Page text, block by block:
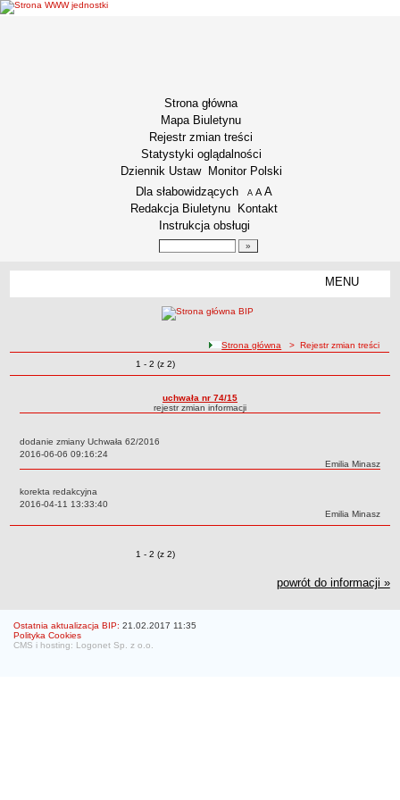
Strona główna
Mapa Biuletynu
Rejestr zmian treści
Statystyki oglądalności
Dziennik Ustaw
Monitor Polski
Menu dodatkowe
Dla słabowidzących A pomniejsz czcionkę
A standardowy rozmiar czcionki
A
Redakcja Biuletynu
Kontakt
Instrukcja obsługi
MENU
Podstawa prawna funkcjonowania
Kodeks etyki pracownika naukowego
Struktura organizacyjna
WŁADZE
Senat
Prorektorzy
Rady Wydziału
Statut
Uchwały Senatu
ścieżka nawigacji
Strona główna > Rejestr zmian treści
Zmiany o pozycjach
1 - 2 (z 2)
uchwała nr 74/15
rejestr zmian informacji
dodanie zmiany Uchwała 62/2016
Data:
2016-06-06 09:16:24
Autor:
Emilia Minasz
korekta redakcyjna
Data:
2016-04-11 13:33:40
Autor:
Emilia Minasz
Zmiany o pozycjach
1 - 2 (z 2)
powrót do informacji »
Ostatnia aktualizacja BIP: 21.02.2017 11:35
Polityka Cookies
CMS i hosting: Logonet Sp. z o.o.